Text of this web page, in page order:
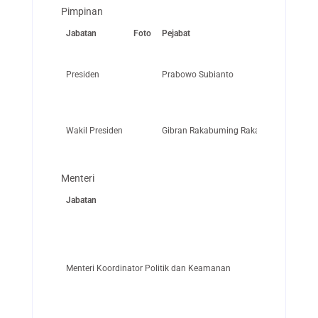
Pimpinan
Jabatan Foto Pejabat
Presiden Prabowo Subianto
Wakil Presiden Gibran Rakabuming Raka
Menteri
Jabatan
Menteri Koordinator Politik dan Keamanan